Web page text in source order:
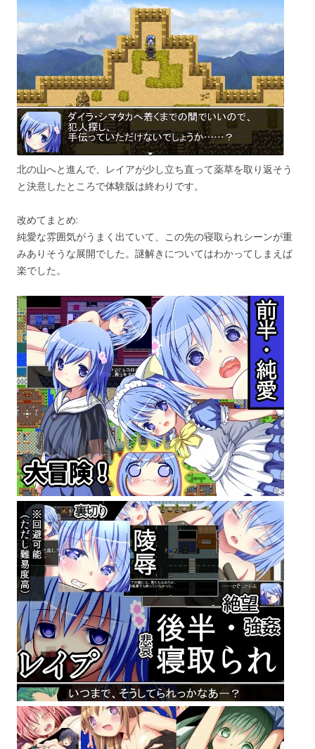
北の山へと進んで、レイアが少し立ち直って薬草を取り返そう
と決意したところで体験版は終わりです。
改めてまとめ:
純愛な雰囲気がうまく出ていて、この先の寝取られシーンが重
みありそうな展開でした。謎解きについてはわかってしまえば
楽でした。